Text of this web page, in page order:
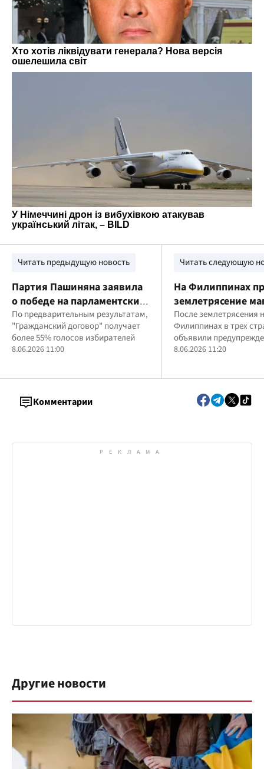
Читать предыдущую новость
Партия Пашиняна заявила
о победе на парламентских
выборах в Армении
По предварительным результатам,
"Гражданский договор" получает
более 55% голосов избирателей
8.06.2026 11:00
Читать следующую
На Филиппинах
землетрясение
7,8: погибли 15
После землетрясения
Филиппинах в трех
объявили
цунами
8.06.2026 11:20
Комментарии
Другие новости